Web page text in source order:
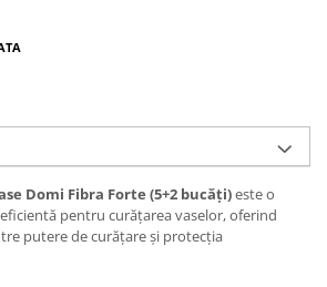
Domi Fibra Forte (5+2 bucăți)este o
pentru curățarea vaselor, oferind
putere de curățare și protecția